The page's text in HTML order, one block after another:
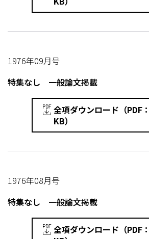
1976年09月号
特集なし 一般論文掲載
全項ダウンロード（PDF
KB）
1976年08月号
特集なし 一般論文掲載
全項ダウンロード（PDF